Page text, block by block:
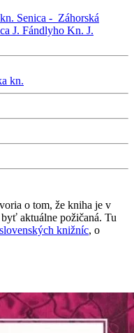
Senica - Záhorská
J. Fándlyho Kn. J.
kn.
o tom, že kniha je v
aktuálne požičaná. Tu
knižníc, o